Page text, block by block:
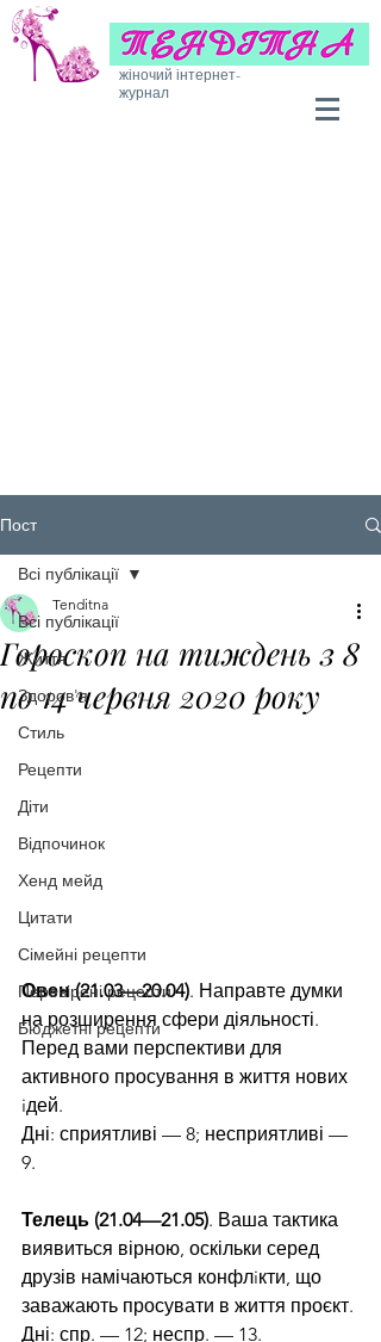
жіночий інтернет-
журнал
Пост
Всі публікації
Життя
Здоров'я
Стиль
Рецепти
Діти
Відпочинок
Хенд мейд
Цитати
Сімейні рецепти
Перевірені рецепти
Бюджетні рецепти
Всі публікації
Гороскоп на тиждень з 8
по 14 червня 2020 року
Tenditna
Овен (21.03—20.04). Направте думки
на розширення сфери діяльності.
Перед вами перспективи для
активного просування в життя нових
iдей.
Дні: сприятливі — 8; несприятливі —
9.
Телець (21.04—21.05). Ваша тактика
виявиться вірною, оскільки серед
друзів намічаються конфлiкти, що
заважають просувати в життя проєкт.
Дні: спр. — 12; неспр. — 13.